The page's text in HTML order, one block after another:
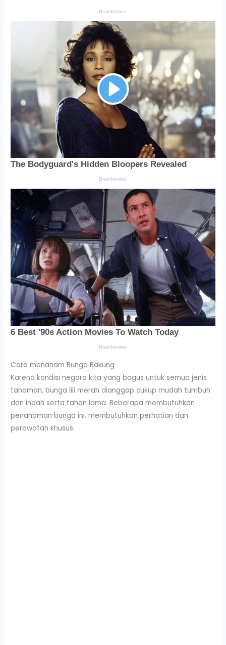
Cara menanam Bunga Bakung
Karena kondisi negara kita yang bagus untuk semua jenis
tanaman, bunga lili merah dianggap cukup mudah tumbuh
dan indah serta tahan lama. Beberapa membutuhkan
penanaman bunga ini, membutuhkan perhatian dan
perawatan khusus.